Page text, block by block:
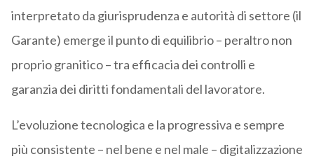
interpretato da giurisprudenza e autorità di settore (il
Garante) emerge il punto di equilibrio – peraltro non
proprio granitico – tra efficacia dei controlli e
garanzia dei diritti fondamentali del lavoratore.
L’evoluzione tecnologica e la progressiva e sempre
più consistente – nel bene e nel male – digitalizzazione